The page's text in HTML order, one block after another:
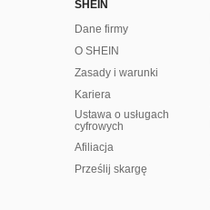
SHEIN
Dane firmy
O SHEIN
Zasady i warunki
Kariera
Ustawa o usługach
cyfrowych
Afiliacja
Prześlij skargę